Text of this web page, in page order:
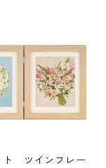
ト ツインフレー